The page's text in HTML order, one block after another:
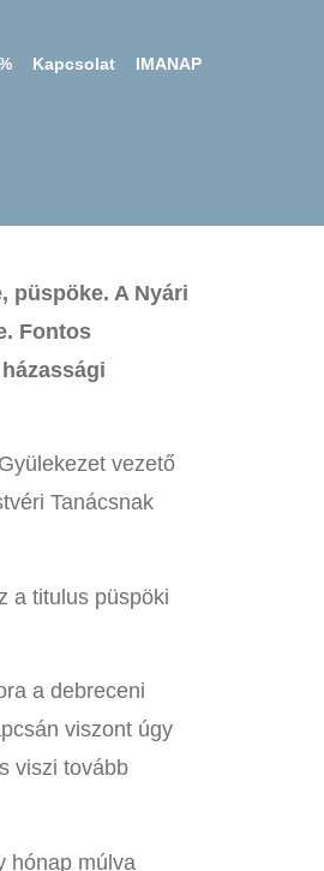
Kapcsolat IMANAP
püspöke. A Nyári
Fontos
vezető
Tanácsnak
a titulus püspöki
a debreceni
viszont úgy
viszi tovább
hónap múlva